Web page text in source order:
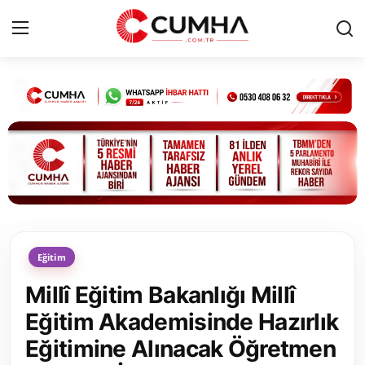
Kurumsal
Cumhurbaşkanlığı
Bakanlıklar
Siyasi Partiler
Yerel Yönetimler
Mülki İdare
Eğitim
Millî Eğitim Bakanlığı Millî
Eğitim Akademisinde Hazırlık
Eğitimine Alınacak Öğretmen